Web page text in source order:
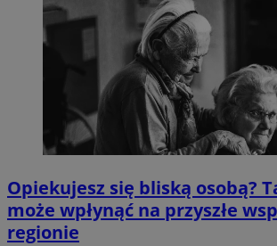
Opiekujesz się bliską osobą?
może wpłynąć na przyszłe
regionie